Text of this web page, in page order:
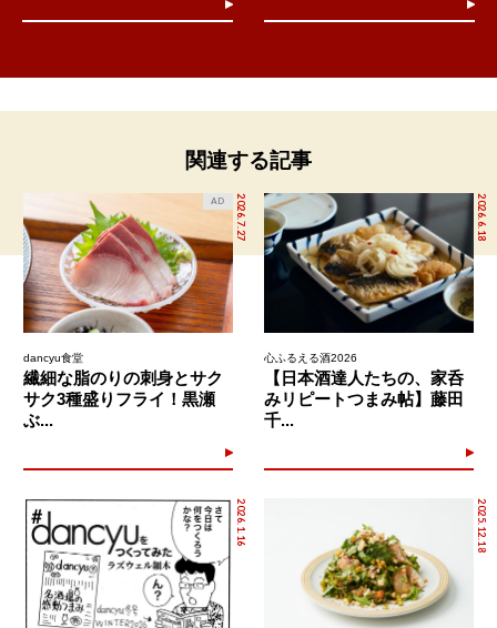
関連する記事
2026.7.27
AD
dancyu食堂
繊細な脂のりの刺身とサク
サク3種盛りフライ！黒瀬
ぶ...
2026.6.18
心ふるえる酒2026
【日本酒達人たちの、家呑
みリピートつまみ帖】藤田
千...
2026.1.16 2025.12.18